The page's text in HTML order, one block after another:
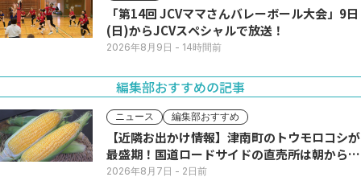
「第14回 JCVママさんバレーボール大会」9日
(日)からJCVスペシャルで放送！
2026年8月9日 - 14時間前
編集部おすすめの記事
ニュース 編集部おすすめ
【近隣お出かけ情報】津南町のトウモロコシが
最盛期！国道ロードサイドの直売所は朝から長
い列
2026年8月7日 - 2日前